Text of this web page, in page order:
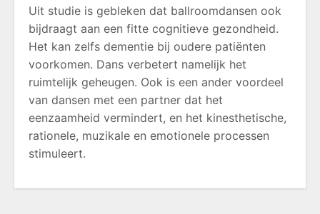
Uit studie is gebleken dat ballroomdansen ook
bijdraagt aan een fitte cognitieve gezondheid.
Het kan zelfs dementie bij oudere patiënten
voorkomen. Dans verbetert namelijk het
ruimtelijk geheugen. Ook is een ander voordeel
van dansen met een partner dat het
eenzaamheid vermindert, en het kinesthetische,
rationele, muzikale en emotionele processen
stimuleert.